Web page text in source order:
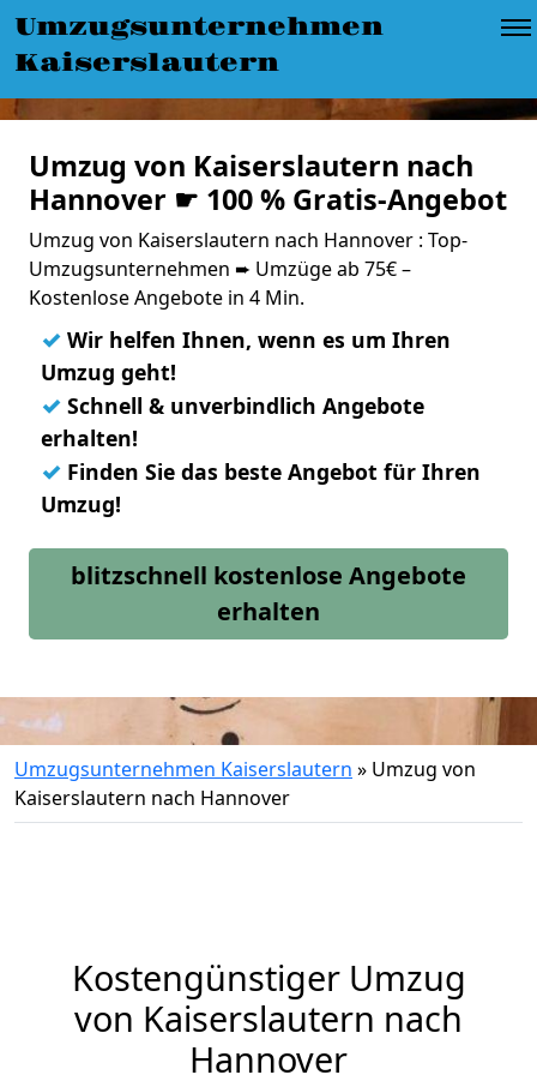
Umzugsunternehmen
Kaiserslautern
Umzug von Kaiserslautern nach
Hannover ☛ 100 % Gratis-Angebot
Umzug von Kaiserslautern nach Hannover : Top-
Umzugsunternehmen ➨ Umzüge ab 75€ –
Kostenlose Angebote in 4 Min.
✓ Wir helfen Ihnen, wenn es um Ihren
Umzug geht!
✓ Schnell & unverbindlich Angebote
erhalten!
✓ Finden Sie das beste Angebot für Ihren
Umzug!
blitzschnell kostenlose Angebote
erhalten
Umzugsunternehmen Kaiserslautern » Umzug von
Kaiserslautern nach Hannover
Kostengünstiger Umzug
von Kaiserslautern nach
Hannover